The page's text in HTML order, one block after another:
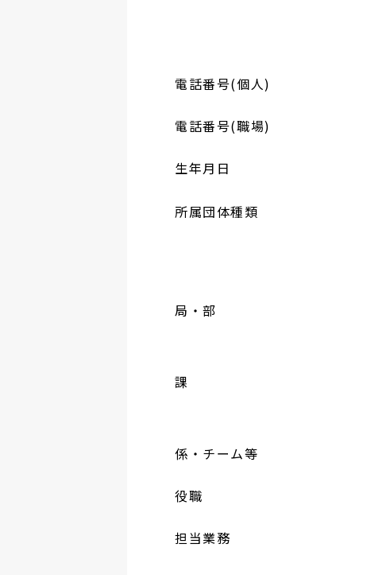
電話番号(個人)
電話番号(職場)
生年月日
所属団体種類
局・部
課
係・チーム等
役職
担当業務